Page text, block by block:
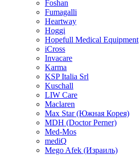
Foshan
Fumagalli
Heartway
Hoggi
Hopefull Medical Equipment
iCross
Invacare
Karma
KSP Italia Srl
Kuschall
LIW Care
Maclaren
Max Star (Южная Корея)
MDH (Doctor Perner)
Med-Mos
mediQ
Mego Afek (Израиль)